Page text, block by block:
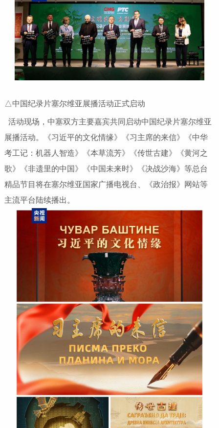
△中国纪录片塞尔维亚展播活动正式启动
活动现场，中塞双方主要嘉宾共同启动中国纪录片塞尔维亚
展播活动。《习近平的文化情缘》《习主席的来信》《中华
考工记：机器人智造》《本草流芳》《传世古建》《黄河之
歌》《非遗里的中国》《中国未来时》《决战沙海》等总台
精品节目将在塞尔维亚国家广播电视台、《政治报》网站等
主流平台陆续播出。